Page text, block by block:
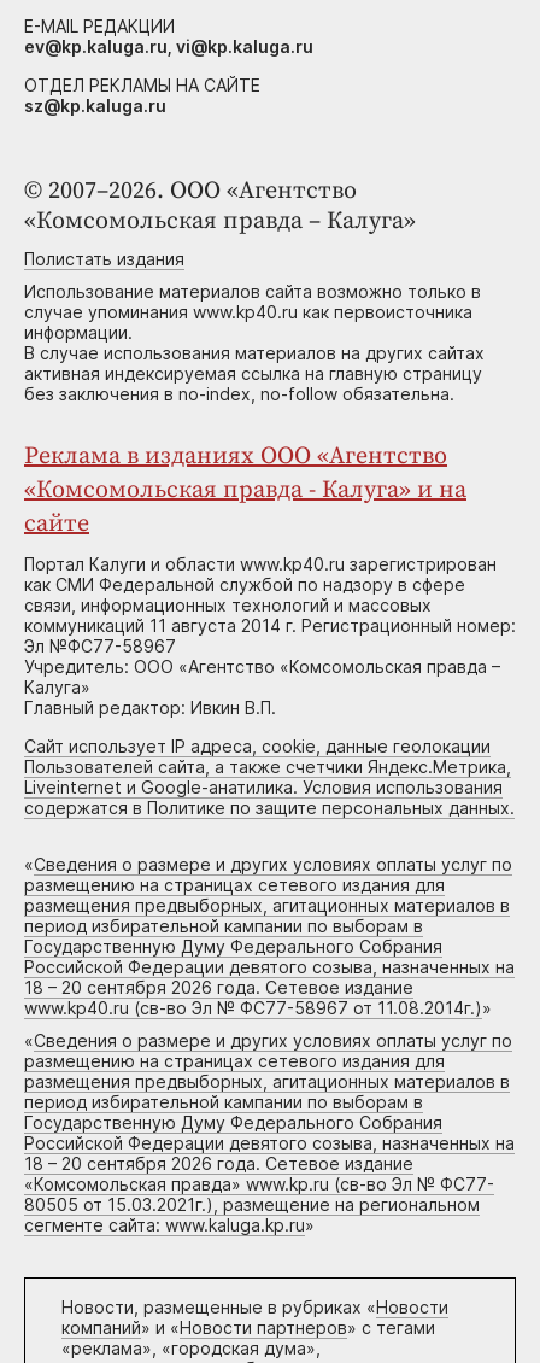
© 2007–2026. ООО «Агентство
«Комсомольская правда – Калуга»
Полистать издания
Использование материалов сайта возможно только в
случае упоминания www.kp40.ru как первоисточника
информации.
В случае использования материалов на других сайтах
активная индексируемая ссылка на главную страницу
без заключения в no-index, no-follow обязательна.
Реклама в изданиях ООО «Агентство
«Комсомольская правда - Калуга» и на
сайте
Портал Калуги и области www.kp40.ru зарегистрирован
как СМИ Федеральной службой по надзору в сфере
связи, информационных технологий и массовых
коммуникаций 11 августа 2014 г. Регистрационный номер:
Эл №ФС77-58967
Учредитель: ООО «Агентство «Комсомольская правда –
Калуга»
Главный редактор: Ивкин В.П.
Сайт использует IP адреса, cookie, данные геолокации
Пользователей сайта, а также счетчики Яндекс.Метрика,
Liveinternet и Google-анатилика. Условия использования
содержатся в Политике по защите персональных данных.
«Сведения о размере и других условиях оплаты услуг по
размещению на страницах сетевого издания для
размещения предвыборных, агитационных материалов в
период избирательной кампании по выборам в
Государственную Думу Федерального Собрания
Российской Федерации девятого созыва, назначенных на
18 – 20 сентября 2026 года. Сетевое издание
www.kp40.ru (св-во Эл № ФС77-58967 от 11.08.2014г.)»
«Сведения о размере и других условиях оплаты услуг по
размещению на страницах сетевого издания для
размещения предвыборных, агитационных материалов в
период избирательной кампании по выборам в
Государственную Думу Федерального Собрания
Российской Федерации девятого созыва, назначенных на
18 – 20 сентября 2026 года. Сетевое издание
«Комсомольская правда» www.kp.ru (св-во Эл № ФС77-
80505 от 15.03.2021г.), размещение на региональном
сегменте сайта: www.kaluga.kp.ru»
Новости, размещенные в рубриках «Новости
компаний» и «Новости партнеров» с тегами
«реклама», «городская дума»,
E-MAIL РЕДАКЦИИ
ev@kp.kaluga.ru, vi@kp.kaluga.ru
ОТДЕЛ РЕКЛАМЫ НА САЙТЕ
sz@kp.kaluga.ru